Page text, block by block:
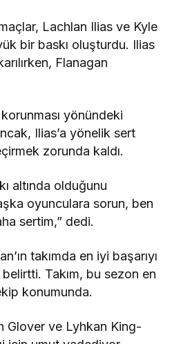
Lachlan Ilias ve Kyle
bir baskı oluşturdu. Ilias
Flanagan
yönündeki
Ilias’a yönelik sert
zorunda kaldı.
altında olduğunu
oyunculara sorun, ben
sertim,” dedi.
takımda en iyi başarıyı
belirtti. Takım, bu sezon en
konumunda.
Glover ve Lyhkan King-